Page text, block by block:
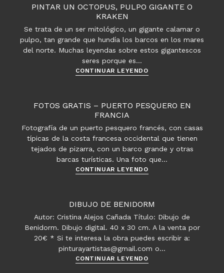
gran
estilo
PINTAR UN OCTOPUS, PULPO GIGANTE O
KRAKEN
Se trata de un ser mitológico, un gigante calamar o
pulpo, tan grande que hundía los barcos en los mares
del norte. Muchas leyendas sobre estos gigantescos
seres porque es…
CONTINUAR LEYENDOPintar
Pulpo
Kraken
FOTOS GRATIS – PUERTO PESQUERO EN
FRANCIA
Fotografía de un puerto pesquero francés, con casas
típicas de la costa francesa occidental que tienen
tejados de pizarra, con un barco grande y otras
barcas turísticas. Una foto que…
CONTINUAR LEYENDOFotos
Puerto
en
Francia
DIBUJO DE BENIDORM
Autor: Cristina Alejos Cañada Título: Dibujo de
Benidorm. Dibujo digital. 40 x 30 cm. A la venta por
20€ * Si te interesa la obra puedes escribir a:
pinturayartistas@gmail.com o…
CONTINUAR LEYENDODibujo